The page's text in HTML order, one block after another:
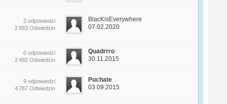
2 odpowiedzi
2 683 Odwiedzin
BlacKisEverywhere
07.02.2020
0 odpowiedzi
2 482 Odwiedzin
Quadrrro
30.11.2015
9 odpowiedzi
4 787 Odwiedzin
Puchate
03.09.2015